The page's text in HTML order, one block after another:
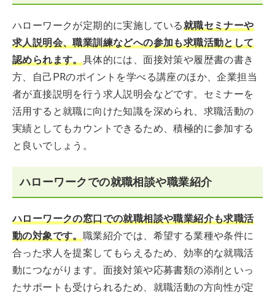
ハローワークが定期的に実施している就職セミナーや
求人説明会、職業訓練などへの参加も求職活動として
認められます。具体的には、面接対策や履歴書の書き
方、自己PRのポイントを学べる講座のほか、企業担当
者が直接説明を行う求人説明会などです。セミナーを
活用すると就職に向けた知識を深められ、求職活動の
実績としてもカウントできるため、積極的に参加する
と良いでしょう。
ハローワークでの就職相談や職業紹介
ハローワークの窓口での就職相談や職業紹介も求職活
動の対象です。職業紹介では、希望する業種や条件に
合った求人を提案してもらえるため、効率的な就職活
動につながります。面接対策や応募書類の添削といっ
たサポートも受けられるため、就職活動の方向性が定